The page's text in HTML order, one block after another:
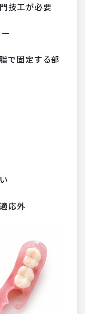
技工が必要
で固定する部
応外